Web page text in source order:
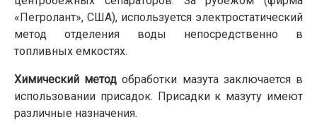
«Пегролант», США), используется электростатический
метод отделения воды непосредственно в
топливных емкостях.
Химический метод обработки мазута заключается в
использовании присадок. Присадки к мазуту имеют
различные назначения.